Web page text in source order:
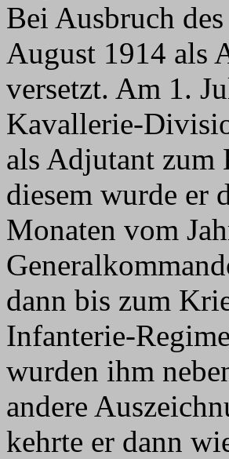
Bei Ausbruch
August 1914 als
versetzt. Am 1.
Kavallerie-
als Adjutant zum
diesem wurde er
Monaten vom
dann bis zum
Infanterie-
wurden ihm
andere
kehrte er dann